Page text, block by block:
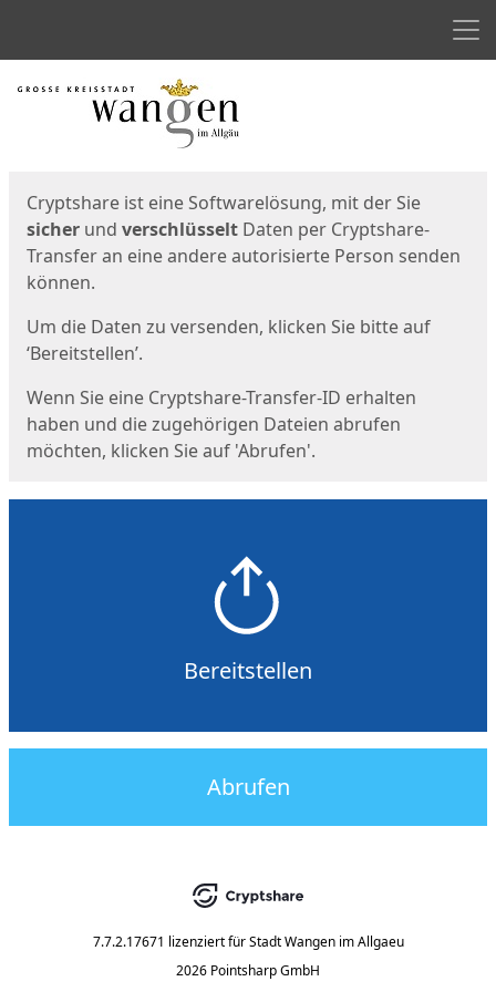
Start
Cryptshare ist eine Softwarelösung, mit der Sie
sicher und verschlüsselt Daten per Cryptshare-
Transfer an eine andere autorisierte Person senden
können.
Um die Daten zu versenden, klicken Sie bitte auf
‘Bereitstellen’.
Wenn Sie eine Cryptshare-Transfer-ID erhalten
haben und die zugehörigen Dateien abrufen
möchten, klicken Sie auf 'Abrufen'.
Bereitstellen
Abrufen
7.7.2.17671 lizenziert für Stadt Wangen im Allgaeu
2026 Pointsharp GmbH